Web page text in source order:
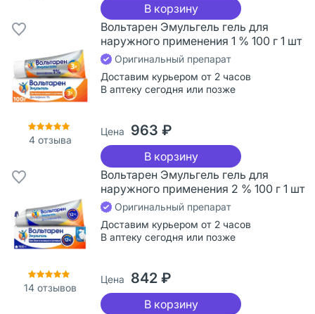
В корзину
4отзыва
Вольтарен Эмульгель гель для
наружного применения 1 % 100 г 1 шт
Оригинальный препарат
Доставим курьером от 2 часов
В аптеку сегодня или позже
Цена 963 ₽
В корзину
14отзывов
Вольтарен Эмульгель гель для
наружного применения 2 % 100 г 1 шт
Оригинальный препарат
Доставим курьером от 2 часов
В аптеку сегодня или позже
Цена 842 ₽
В корзину